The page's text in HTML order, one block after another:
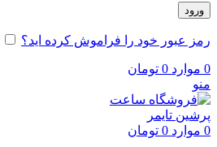
ورود
رمز عبور خود را فراموش کرده اید؟
0 موارد 0 تومان
منو
0 موارد 0 تومان